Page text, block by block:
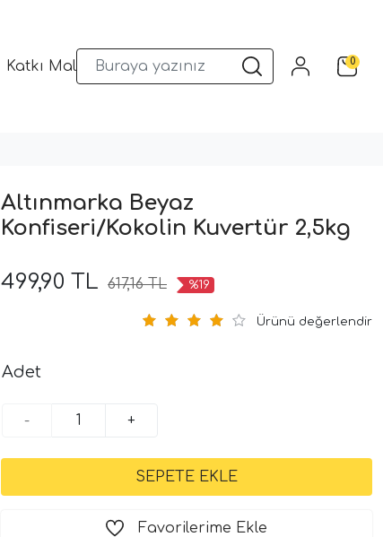
Katkı Malzemeleri Sunum Gereçleri Kalıplar0
Altınmarka Beyaz
Konfiseri/Kokolin Kuvertür 2,5kg
499,90 TL 617,16 TL %19
Ürünü değerlendir
Adet
- +
Favorilerime Ekle